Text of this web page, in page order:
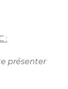
:
présenter